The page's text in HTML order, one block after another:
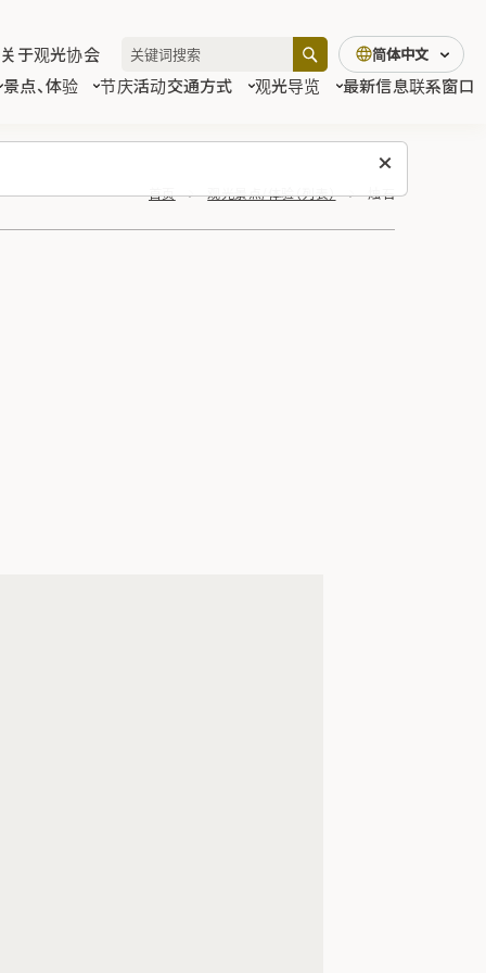
景点、体验 节庆活动交通方式 观光导览 最新信息联系窗口
关于观光协会 简体中文
首页 观光景点/体验（列表） 烛石